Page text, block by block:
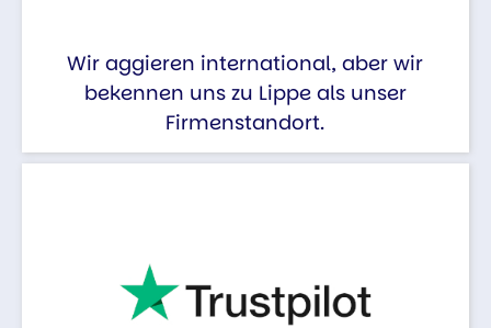
Wir aggieren international, aber wir
bekennen uns zu Lippe als unser
Firmenstandort.